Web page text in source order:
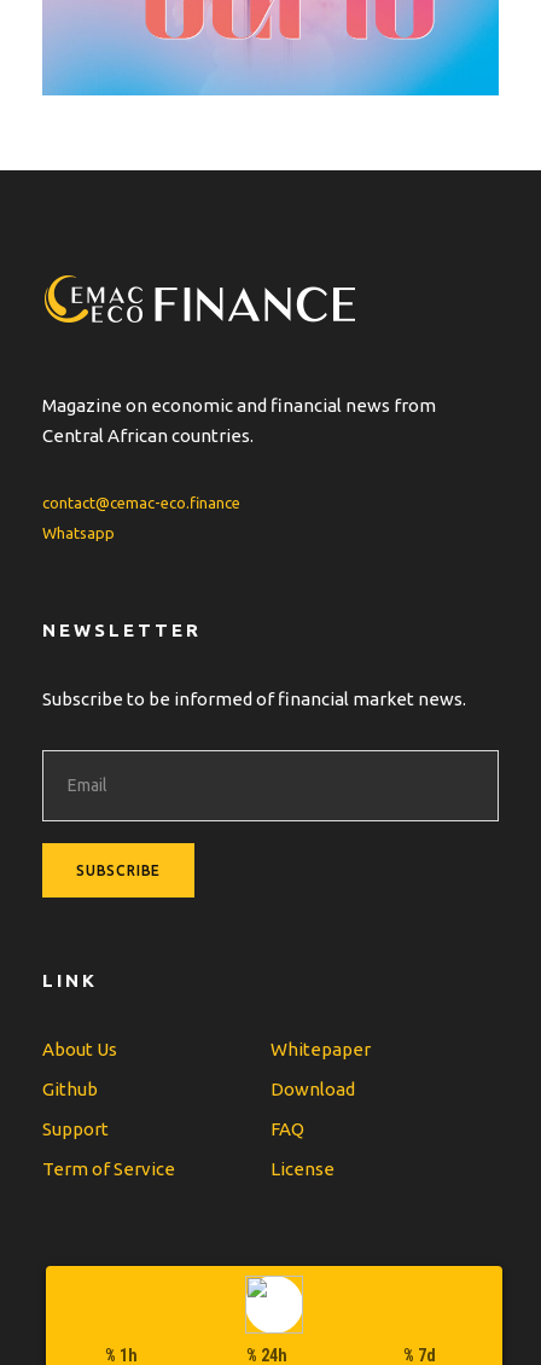
Magazine on economic and financial news from
Central African countries.
contact@cemac-eco.finance
Whatsapp
NEWSLETTER
Subscribe to be informed of financial market news.
LINK
About Us
Whitepaper
Github
Download
Support
FAQ
Term of Service
License
% 1h % 24h % 7d